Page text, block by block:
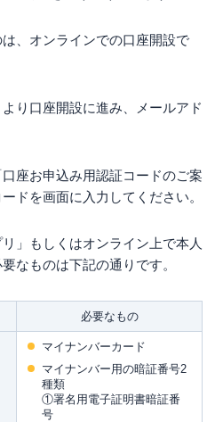
、オンラインでの口座開設で
り口座開設に進み、メールアド
座お申込み用認証コードのご案
ドを画面に入力してください。
」もしくはオンライン上で本人
なものは下記の通りです。
必要なもの
マイナンバーカード
マイナンバー用の暗証番号2
種類
①署名用電子証明書暗証番
号